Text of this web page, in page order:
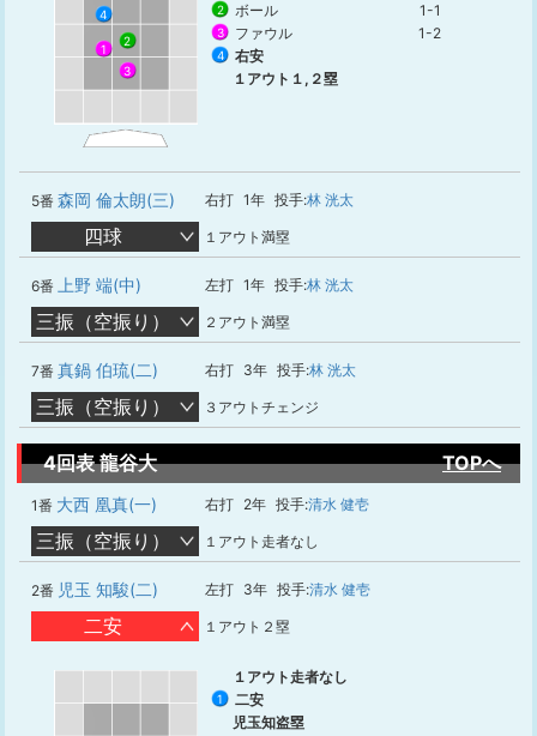
1
2
3
4 2 ボール 1-1
3 ファウル 1-2
4
右安
１アウト１,２塁
5番 森岡 倫太朗(三) 右打 1年 投手:林 洸太
四球 １アウト満塁
6番 上野 端(中) 左打 1年 投手:林 洸太
三振（空振り） ２アウト満塁
7番 真鍋 伯琉(二) 右打 3年 投手:林 洸太
三振（空振り） ３アウトチェンジ
4回表 龍谷大 TOPへ
1番 大西 凰真(一) 右打 2年 投手:清水 健壱
三振（空振り） １アウト走者なし
2番 児玉 知駿(二) 左打 3年 投手:清水 健壱
二安 １アウト２塁
１アウト走者なし
1
二安
児玉知盗塁